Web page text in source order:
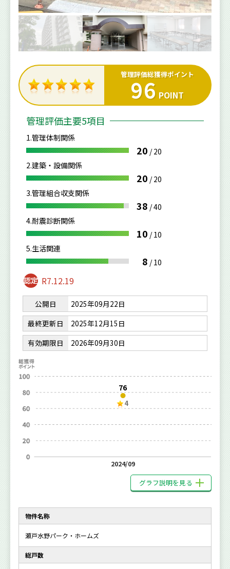
管理評価総獲得ポイント
96 POINT
管理評価主要5項目
1.管理体制関係
20 /20
2.建築・設備関係
20 /20
3.管理組合収支関係
38 /40
4.耐震診断関係
10 /10
5.生活関連
8 /10
R7.12.19
公開日
2025年09月22日
最終更新日
2025年12月15日
有効期限日
2026年09月30日
76
4
2024/09
グラフ説明を見る
物件名称
瀬戸水野パーク・ホームズ
総戸数